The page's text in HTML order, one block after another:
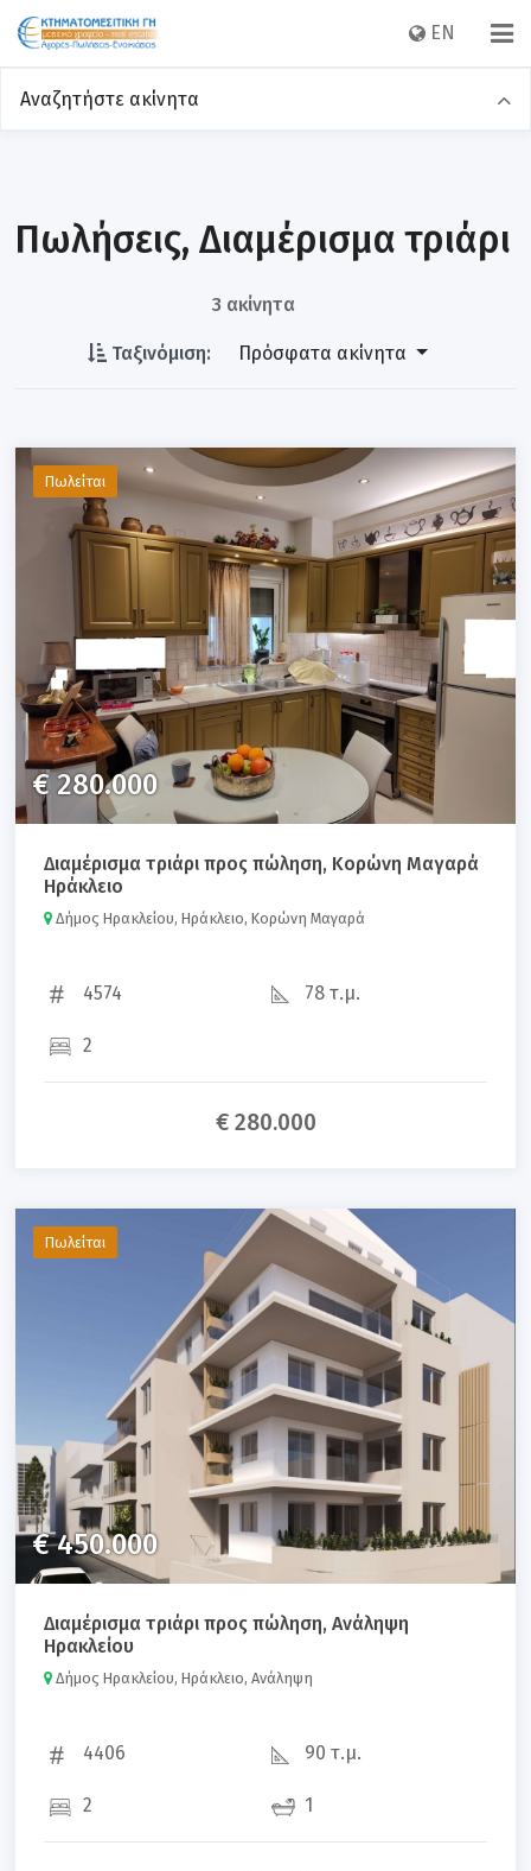
EN
Αναζητήστε ακίνητα
Κατηγορία
Τ.μ.
Κωδικός ακινήτου
Ταξινόμηση αποτελεσμάτων βάση:
Εύρεση
Πωλήσεις, Διαμέρισμα τριάρι
3 ακίνητα
Ταξινόμιση: Πρόσφατα ακίνητα
Πωλείται
€ 280.000
Διαμέρισμα τριάρι προς πώληση, Κορώνη Μαγαρά
Ηράκλειο
Δήμος Ηρακλείου, Ηράκλειο, Κορώνη Μαγαρά
4574 78 τ.μ.
2
€ 280.000
Πωλείται
€ 450.000
Διαμέρισμα τριάρι προς πώληση, Ανάληψη
Ηρακλείου
Δήμος Ηρακλείου, Ηράκλειο, Ανάληψη
4406 90 τ.μ.
2 1